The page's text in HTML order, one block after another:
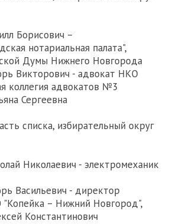
Борисович –
нотариальная палата",
Думы Нижнего Новгорода
Викторович - адвокат НКО
коллегия адвокатов №3
Сергеевна
списка, избирательный округ
Николаевич - электромеханик
Васильевич - директор
– Нижний Новгород",
Константинович